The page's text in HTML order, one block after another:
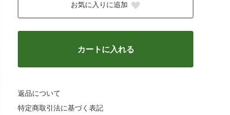
お気に入りに追加
カートに入れる
返品について
特定商取引法に基づく表記